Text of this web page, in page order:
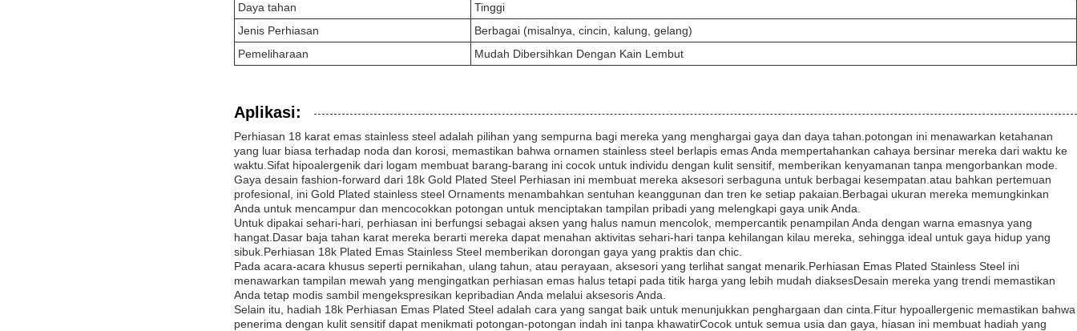
Daya tahan
Tinggi
Jenis Perhiasan
Berbagai (misalnya, cincin, kalung, gelang)
Pemeliharaan
Mudah Dibersihkan Dengan Kain Lembut
Aplikasi:
Perhiasan 18 karat emas stainless steel adalah pilihan yang sempurna bagi mereka yang menghargai gaya dan daya tahan.potongan ini menawarkan ketahanan
yang luar biasa terhadap noda dan korosi, memastikan bahwa ornamen stainless steel berlapis emas Anda mempertahankan cahaya bersinar mereka dari waktu ke
waktu.Sifat hipoalergenik dari logam membuat barang-barang ini cocok untuk individu dengan kulit sensitif, memberikan kenyamanan tanpa mengorbankan mode.
Gaya desain fashion-forward dari 18k Gold Plated Steel Perhiasan ini membuat mereka aksesori serbaguna untuk berbagai kesempatan.atau bahkan pertemuan
profesional, ini Gold Plated stainless steel Ornaments menambahkan sentuhan keanggunan dan tren ke setiap pakaian.Berbagai ukuran mereka memungkinkan
Anda untuk mencampur dan mencocokkan potongan untuk menciptakan tampilan pribadi yang melengkapi gaya unik Anda.
Untuk dipakai sehari-hari, perhiasan ini berfungsi sebagai aksen yang halus namun mencolok, mempercantik penampilan Anda dengan warna emasnya yang
hangat.Dasar baja tahan karat mereka berarti mereka dapat menahan aktivitas sehari-hari tanpa kehilangan kilau mereka, sehingga ideal untuk gaya hidup yang
sibuk.Perhiasan 18k Plated Emas Stainless Steel memberikan dorongan gaya yang praktis dan chic.
Pada acara-acara khusus seperti pernikahan, ulang tahun, atau perayaan, aksesori yang terlihat sangat menarik.Perhiasan Emas Plated Stainless Steel ini
menawarkan tampilan mewah yang mengingatkan perhiasan emas halus tetapi pada titik harga yang lebih mudah diaksesDesain mereka yang trendi memastikan
Anda tetap modis sambil mengekspresikan kepribadian Anda melalui aksesoris Anda.
Selain itu, hadiah 18k Perhiasan Emas Plated Steel adalah cara yang sangat baik untuk menunjukkan penghargaan dan cinta.Fitur hypoallergenic memastikan bahwa
penerima dengan kulit sensitif dapat menikmati potongan-potongan indah ini tanpa khawatirCocok untuk semua usia dan gaya, hiasan ini membuat hadiah yang